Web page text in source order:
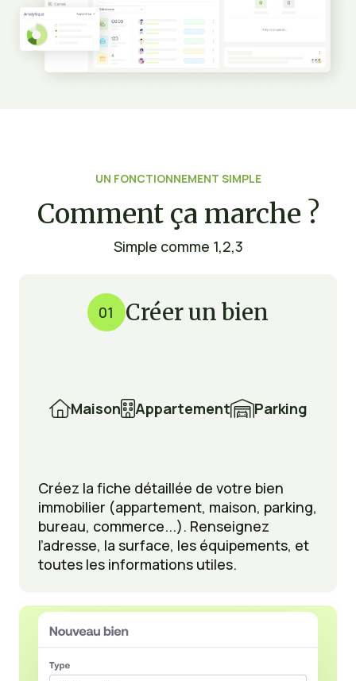
UN FONCTIONNEMENT SIMPLE
Comment ça marche ?
Simple comme 1,2,3
01 Créer un bien
MaisonAppartementParking
Créez la fiche détaillée de votre bien
immobilier (appartement, maison, parking,
bureau, commerce...). Renseignez
l’adresse, la surface, les équipements, et
toutes les informations utiles.